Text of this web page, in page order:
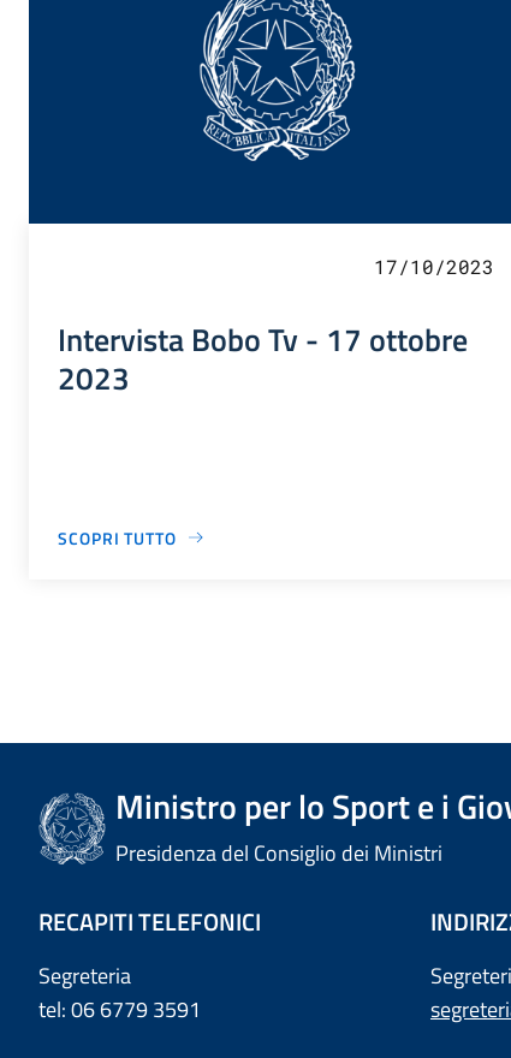
17/10/2023
Intervista Bobo Tv - 17 ottobre
2023
SCOPRI TUTTO
Ministro per lo Sport e i
Presidenza del Consiglio dei Ministri
RECAPITI TELEFONICI
Segreteria
tel: 06 6779 3591